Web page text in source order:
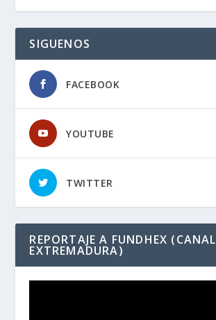
SIGUENOS
FACEBOOK
YOUTUBE
TWITTER
REPORTAJE A FUNDHEX (CANAL
EXTREMADURA)